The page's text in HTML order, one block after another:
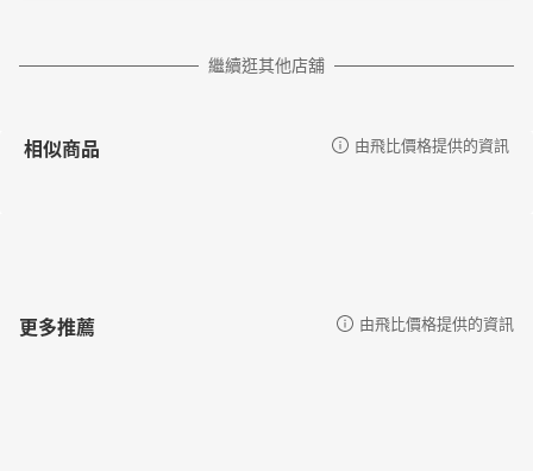
繼續逛其他店舖
相似商品 由飛比價格提供的資訊
更多推薦 由飛比價格提供的資訊